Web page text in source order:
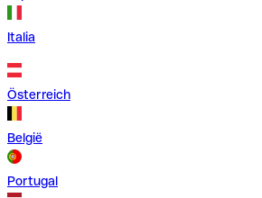
Italia
Österreich
België
Portugal